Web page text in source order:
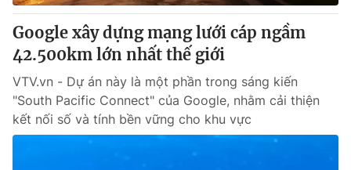
Google xây dựng mạng lưới cáp ngầm
42.500km lớn nhất thế giới
VTV.vn - Dự án này là một phần trong sáng kiến
"South Pacific Connect" của Google, nhằm cải thiện
kết nối số và tính bền vững cho khu vực